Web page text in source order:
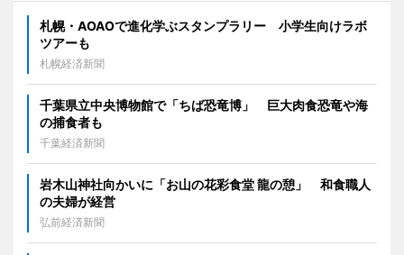
札幌・AOAOで進化学ぶスタンプラリー 小学生向けラボ
ツアーも
札幌経済新聞
千葉県立中央博物館で「ちば恐竜博」 巨大肉食恐竜や海
の捕食者も
千葉経済新聞
岩木山神社向かいに「お山の花彩食堂 龍の憩」 和食職人
の夫婦が経営
弘前経済新聞